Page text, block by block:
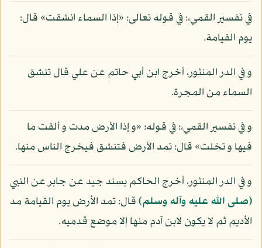
في تفسير القمي،: في قوله تعالى: «إذا السماء انشقت» قال:
يوم القيامة.
و في الدر المنثور، أخرج ابن أبي حاتم عن علي قال تنشق
السماء من المجرة.
و في تفسير القمي،: في قوله: «و إذا الأرض مدت و ألقت ما
فيها و تخلت» قال: تمد الأرض فتنشق فيخرج الناس منها.
و في الدر المنثور، أخرج الحاكم بسند جيد عن جابر عن النبي
(صلى الله عليه وآله وسلم)قال: تمد الأرض يوم القيامة مد
الأديم ثم لا يكون لابن آدم منها إلا موضع قدميه.